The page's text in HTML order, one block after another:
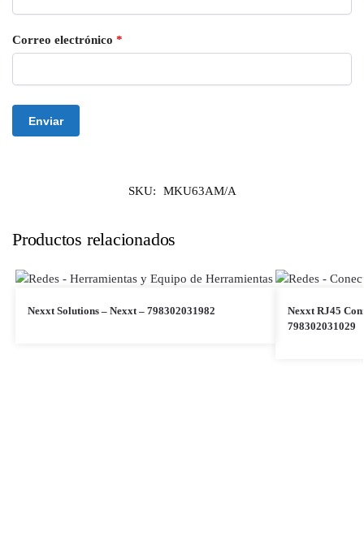
Correo electrónico *
SKU: MKU63AM/A
Productos relacionados
Nexxt Solutions – Nexxt – 798302031982
Nexxt RJ45
798302031029